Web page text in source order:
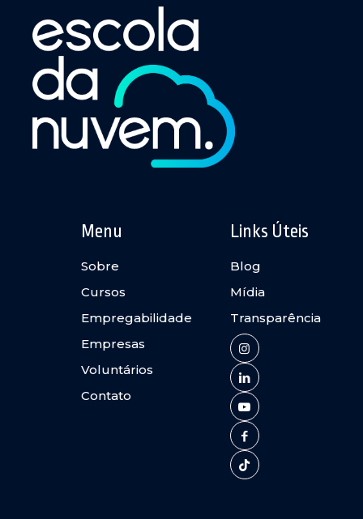
Menu
Sobre
Cursos
Empregabilidade
Empresas
Voluntários
Contato
Links Úteis
Blog
Mídia
Transparência